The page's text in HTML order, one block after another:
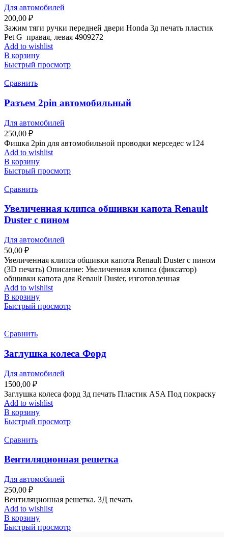
Для автомобилей
200,00 ₽
Зажим тяги ручки передней двери Honda 3д печать пластик
Pet G правая, левая 4909272
Add to wishlist
В корзину
Быстрый просмотр
Сравнить
Разъем 2pin автомобильный
Для автомобилей
250,00 ₽
Фишка 2pin для автомобильной проводки мерседес w124
Add to wishlist
В корзину
Быстрый просмотр
Сравнить
Увеличенная клипса обшивки капота Renault
Duster с пином
Для автомобилей
50,00 ₽
Увеличенная клипса обшивки капота Renault Duster с пином
(3D печать) Описание: Увеличенная клипса (фиксатор)
обшивки капота для Renault Duster, изготовленная
Add to wishlist
В корзину
Быстрый просмотр
Сравнить
Заглушка колеса Форд
Для автомобилей
1500,00 ₽
Заглушка колеса форд 3д печать Пластик ASA Под покраску
Add to wishlist
В корзину
Быстрый просмотр
Сравнить
Вентиляционная решетка
Для автомобилей
250,00 ₽
Вентиляционная решетка. 3Д печать
Add to wishlist
В корзину
Быстрый просмотр